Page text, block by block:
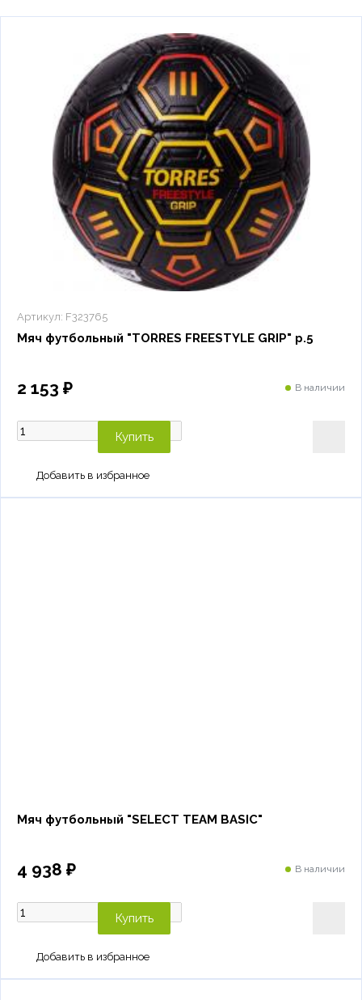
Артикул: F323765
Мяч футбольный "TORRES FREESTYLE GRIP" р.5
2 153 ₽ В наличии
Купить
Мяч футбольный "SELECT TEAM BASIC"
4 938 ₽ В наличии
Купить